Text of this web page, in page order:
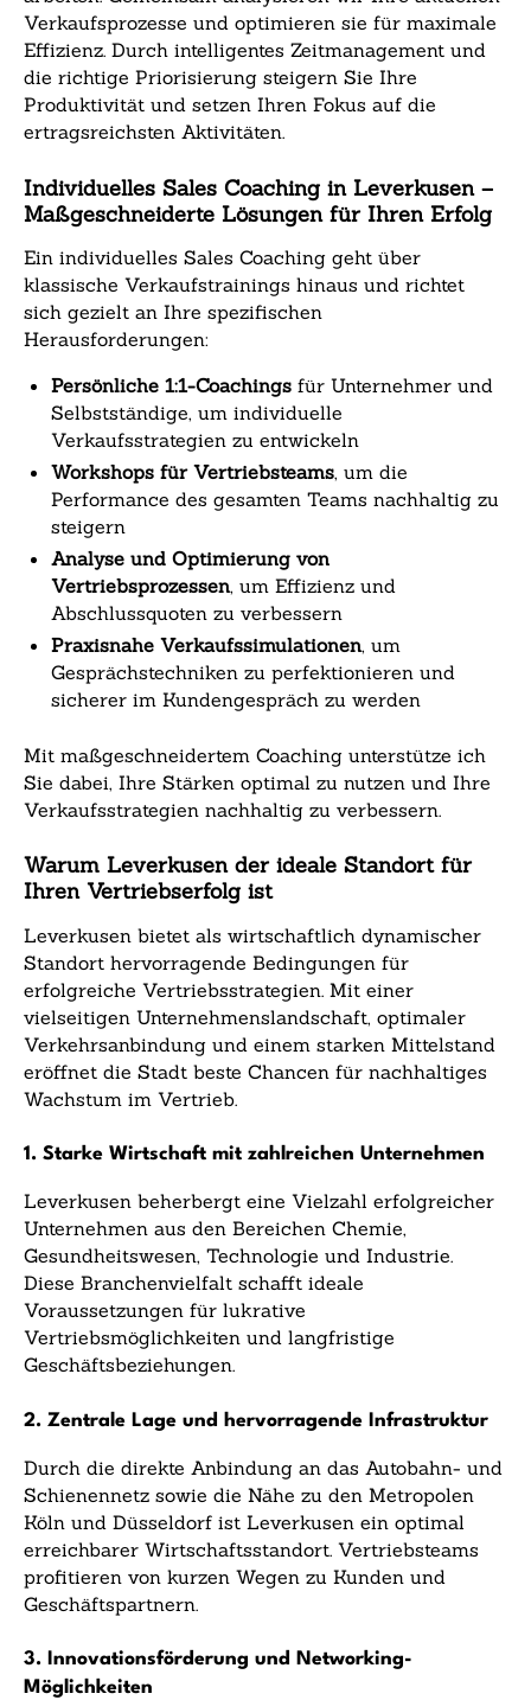
Verkaufsprozesse und optimieren sie für maximale
Effizienz. Durch intelligentes Zeitmanagement und
die richtige Priorisierung steigern Sie Ihre
Produktivität und setzen Ihren Fokus auf die
ertragsreichsten Aktivitäten.
Individuelles Sales Coaching in Leverkusen –
Maßgeschneiderte Lösungen für Ihren Erfolg
Ein individuelles Sales Coaching geht über
klassische Verkaufstrainings hinaus und richtet
sich gezielt an Ihre spezifischen
Herausforderungen:
Persönliche 1:1-Coachings für Unternehmer und
Selbstständige, um individuelle
Verkaufsstrategien zu entwickeln
Workshops für Vertriebsteams, um die
Performance des gesamten Teams nachhaltig zu
steigern
Analyse und Optimierung von
Vertriebsprozessen, um Effizienz und
Abschlussquoten zu verbessern
Praxisnahe Verkaufssimulationen, um
Gesprächstechniken zu perfektionieren und
sicherer im Kundengespräch zu werden
Mit maßgeschneidertem Coaching unterstütze ich
Sie dabei, Ihre Stärken optimal zu nutzen und Ihre
Verkaufsstrategien nachhaltig zu verbessern.
Warum Leverkusen der ideale Standort für
Ihren Vertriebserfolg ist
Leverkusen bietet als wirtschaftlich dynamischer
Standort hervorragende Bedingungen für
erfolgreiche Vertriebsstrategien. Mit einer
vielseitigen Unternehmenslandschaft, optimaler
Verkehrsanbindung und einem starken Mittelstand
eröffnet die Stadt beste Chancen für nachhaltiges
Wachstum im Vertrieb.
1. Starke Wirtschaft mit zahlreichen Unternehmen
Leverkusen beherbergt eine Vielzahl erfolgreicher
Unternehmen aus den Bereichen Chemie,
Gesundheitswesen, Technologie und Industrie.
Diese Branchenvielfalt schafft ideale
Voraussetzungen für lukrative
Vertriebsmöglichkeiten und langfristige
Geschäftsbeziehungen.
2. Zentrale Lage und hervorragende Infrastruktur
Durch die direkte Anbindung an das Autobahn- und
Schienennetz sowie die Nähe zu den Metropolen
Köln und Düsseldorf ist Leverkusen ein optimal
erreichbarer Wirtschaftsstandort. Vertriebsteams
profitieren von kurzen Wegen zu Kunden und
Geschäftspartnern.
3. Innovationsförderung und Networking-
Möglichkeiten